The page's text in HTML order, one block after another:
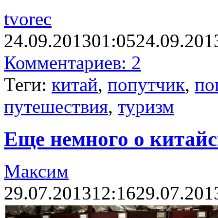
tvorec
24.09.201301:05
Комментариев: 2
Теги: китай, попутчик,
путешествия, туризм
Еще немного о
Максим
29.07.201312:16